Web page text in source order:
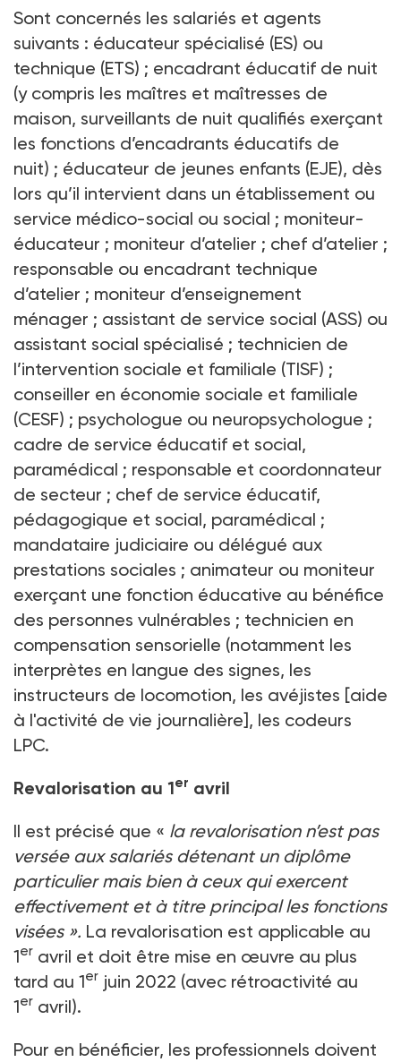
Sont concernés les salariés et agents
suivants : éducateur spécialisé (ES) ou
technique (ETS) ; encadrant éducatif de nuit
(y compris les maîtres et maîtresses de
maison, surveillants de nuit qualifiés exerçant
les fonctions d’encadrants éducatifs de
nuit) ; éducateur de jeunes enfants (EJE), dès
lors qu’il intervient dans un établissement ou
service médico-social ou social ; moniteur-
éducateur ; moniteur d’atelier ; chef d’atelier ;
responsable ou encadrant technique
d’atelier ; moniteur d’enseignement
ménager ; assistant de service social (ASS) ou
assistant social spécialisé ; technicien de
l’intervention sociale et familiale (TISF) ;
conseiller en économie sociale et familiale
(CESF) ; psychologue ou neuropsychologue ;
cadre de service éducatif et social,
paramédical ; responsable et coordonnateur
de secteur ; chef de service éducatif,
pédagogique et social, paramédical ;
mandataire judiciaire ou délégué aux
prestations sociales ; animateur ou moniteur
exerçant une fonction éducative au bénéfice
des personnes vulnérables ; technicien en
compensation sensorielle (notamment les
interprètes en langue des signes, les
instructeurs de locomotion, les avéjistes [aide
à l'activité de vie journalière], les codeurs
LPC.
Revalorisation au 1er avril
Il est précisé que « la revalorisation n’est pas
versée aux salariés détenant un diplôme
particulier mais bien à ceux qui exercent
effectivement et à titre principal les fonctions
visées ». La revalorisation est applicable au
1er avril et doit être mise en œuvre au plus
tard au 1er juin 2022 (avec rétroactivité au
1er avril).
Pour en bénéficier, les professionnels doivent